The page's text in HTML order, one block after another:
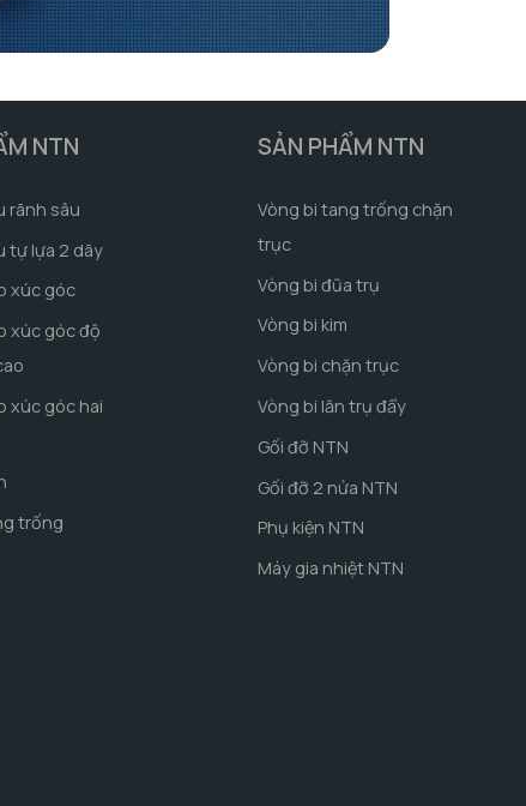
NTN
rãnh sâu
tự lựa 2 dãy
xúc góc
xúc góc độ
xúc góc hai
trống
SẢN PHẨM NTN
Vòng bi tang trống chặn
trục
Vòng bi đũa trụ
Vòng bi kim
Vòng bi chặn trục
Vòng bi lăn trụ đẩy
Gối đỡ NTN
Gối đỡ 2 nửa NTN
Phụ kiện NTN
Máy gia nhiệt NTN